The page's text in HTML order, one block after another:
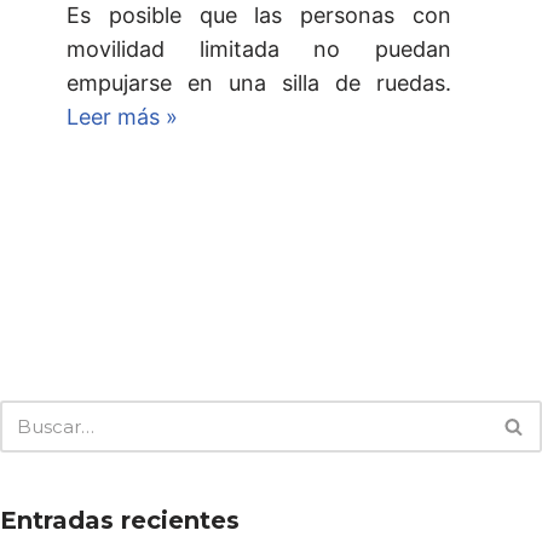
Es posible que las personas con
movilidad limitada no puedan
empujarse en una silla de ruedas.
Leer más »
Entradas recientes